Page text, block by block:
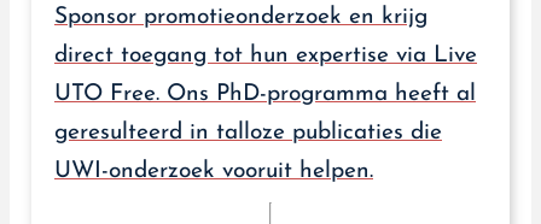
Sponsor promotieonderzoek en krijg
direct toegang tot hun expertise via Live
UTO Free. Ons PhD-programma heeft al
geresulteerd in talloze publicaties die
UWI-onderzoek vooruit helpen.